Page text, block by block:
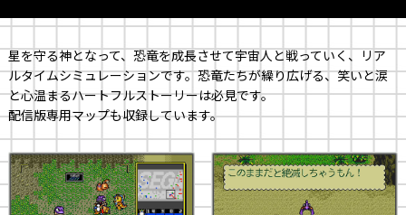
星を守る神となって、恐竜を成長させて宇宙人と戦っていく、リア
ルタイムシミュレーションです。恐竜たちが繰り広げる、笑いと涙
と心温まるハートフルストーリーは必見です。
配信版専用マップも収録しています。